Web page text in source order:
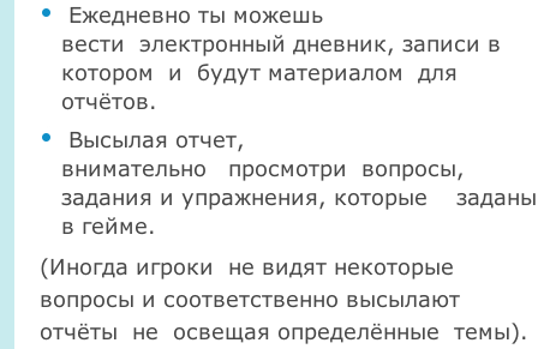
Ежедневно ты можешь
вести
электронный дневник, записи в
котором
и будут материалом
для
отчётов.
Высылая отчет,
внимательно
просмотри
вопросы,
задания и упражнения, которые
заданы
в гейме.
(Иногда игроки
не видят некоторые
вопросы и соответственно высылают
отчёты
не освещая определённые темы).